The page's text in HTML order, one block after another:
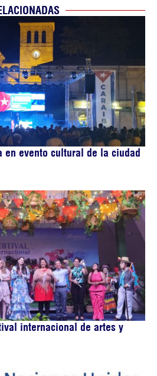
en evento cultural de la ciudad
internacional de artes y